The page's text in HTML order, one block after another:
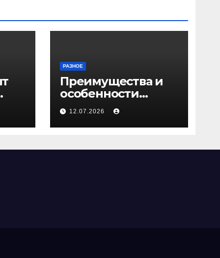
РАЗНОЕ
Преимущества и
особенности
скрытых дверей
12.07.2026